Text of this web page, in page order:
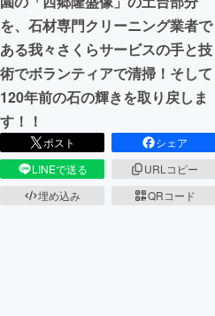
CAMPFIRE for Social Good
CAMPFIREふるさと納税
を、石材専門クリーニング業者で
ある我々さくらサービスの手と技
術でボランティアで清掃！そして
120年前の石の輝きを取り戻しま
す！！
ポスト
シェア
LINEで送る
URLコピー
埋め込み
QRコード